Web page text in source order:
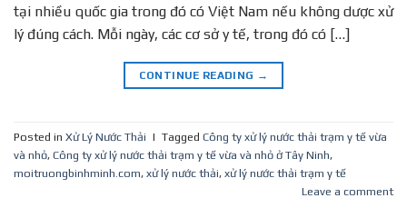
tại nhiều quốc gia trong đó có Việt Nam nếu không dược xử
lý đúng cách. Mỗi ngày, các cơ sở y tế, trong đó có […]
CONTINUE READING →
Posted in Xử Lý Nước Thải | Tagged Công ty xử lý nước thải trạm y tế vừa
và nhỏ, Công ty xử lý nước thải trạm y tế vừa và nhỏ ở Tây Ninh,
moitruongbinhminh.com, xử lý nước thải, xử lý nước thải trạm y tế
Leave a comment